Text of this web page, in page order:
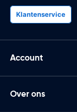
Klantenservice
Account
Over ons